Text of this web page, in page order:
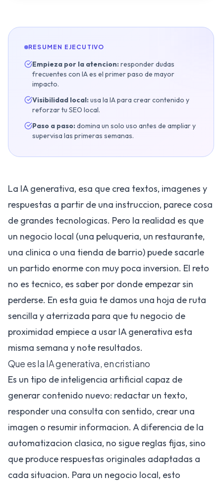
Blog y Noticias
Agendar Auditoría IA Gratis
RESUMEN EJECUTIVO
Empieza por la atencion:responder dudas
frecuentes con IA es el primer paso de mayor
impacto.
Visibilidad local:usa la IA para crear contenido y
reforzar tu SEO local.
Paso a paso:domina un solo uso antes de ampliar y
supervisa las primeras semanas.
La IA generativa, esa que crea textos, imagenes y
respuestas a partir de una instruccion, parece cosa
de grandes tecnologicas. Pero la realidad es que
un negocio local (una peluqueria, un restaurante,
una clinica o una tienda de barrio) puede sacarle
un partido enorme con muy poca inversion. El reto
no es tecnico, es saber por donde empezar sin
perderse. En esta guia te damos una hoja de ruta
sencilla y aterrizada para que tu negocio de
proximidad empiece a usar IA generativa esta
misma semana y note resultados.
Que es la IA generativa, en cristiano
Es un tipo de inteligencia artificial capaz de
generar contenido nuevo: redactar un texto,
responder una consulta con sentido, crear una
imagen o resumir informacion. A diferencia de la
automatizacion clasica, no sigue reglas fijas, sino
que produce respuestas originales adaptadas a
cada situacion. Para un negocio local, esto